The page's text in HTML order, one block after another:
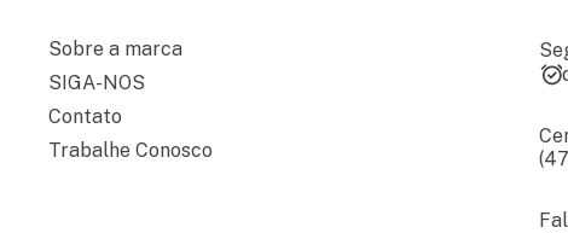
Sobre a marca
SIGA-NOS
Contato
Trabalhe Conosco